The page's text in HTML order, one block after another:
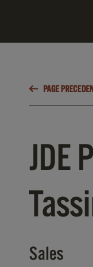
PAGE
JDE
Sales